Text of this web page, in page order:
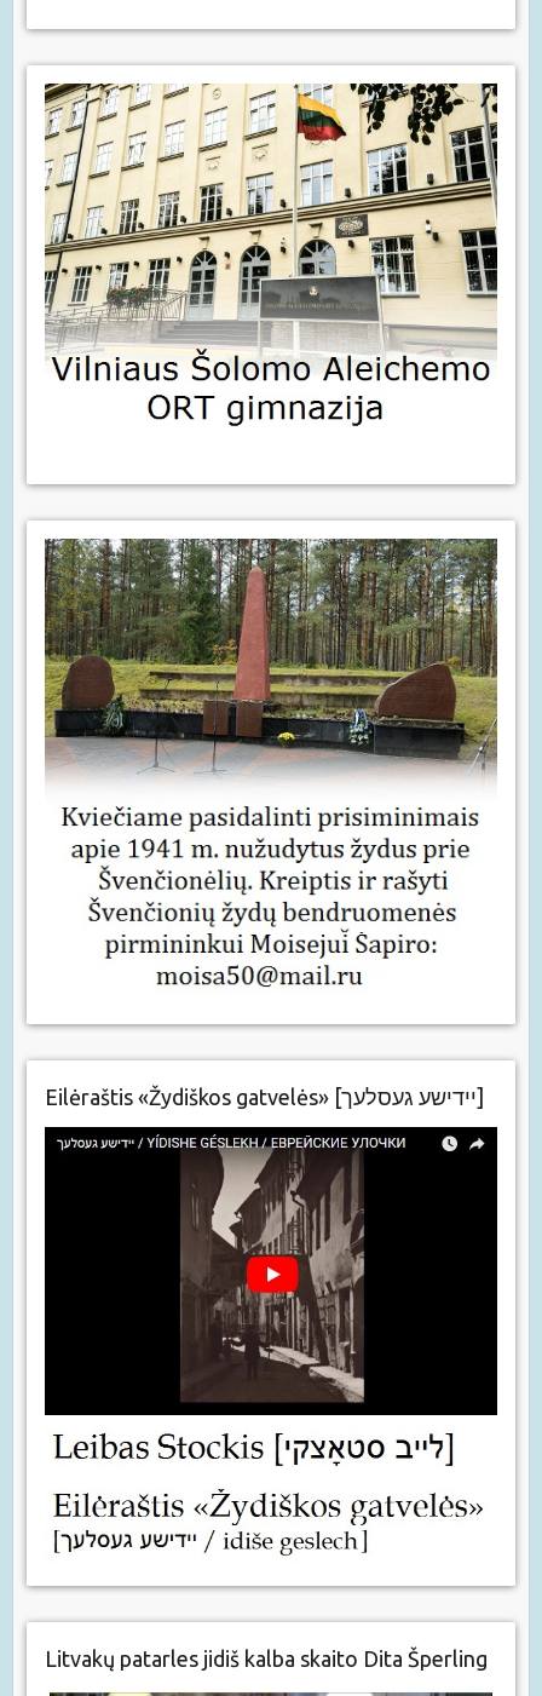
Eilėraštis «Žydiškos gatvelės» [יידישע געסלעך]
Litvakų patarles jidiš kalba skaito Dita Šperling